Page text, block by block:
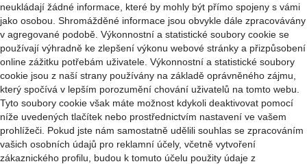
neukládají žádné informace, které by mohly být přímo spojeny s vámi
jako osobou. Shromážděné informace jsou obvykle dále zpracovávány
v agregované podobě. Výkonnostní a statistické soubory cookie se
používají výhradně ke zlepšení výkonu webové stránky a přizpůsobení
online zážitku potřebám uživatele. Výkonnostní a statistické soubory
cookie jsou z naší strany používány na základě oprávněného zájmu,
který spočívá v lepším porozumění chování uživatelů na tomto webu.
Tyto soubory cookie však máte možnost kdykoli deaktivovat pomocí
níže uvedených tlačítek nebo prostřednictvím nastavení ve vašem
prohlížeči. Pokud jste nám samostatně udělili souhlas se zpracováním
vašich osobních údajů pro reklamní účely, včetně vytvoření
zákaznického profilu, budou k tomuto účelu použity údaje z